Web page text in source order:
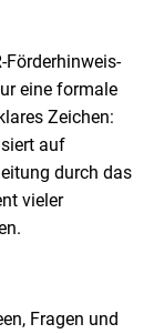
Förderhinweis-
eine formale
Zeichen:
auf
durch das
vieler
Fragen und